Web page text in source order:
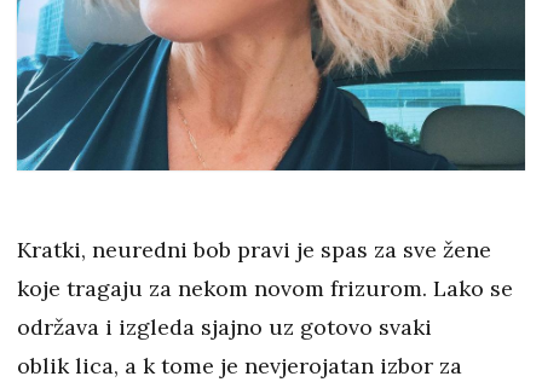
Kratki, neuredni bob pravi je spas za sve žene
koje tragaju za nekom novom frizurom. Lako se
održava i izgleda sjajno uz gotovo svaki
oblik lica, a k tome je nevjerojatan izbor za